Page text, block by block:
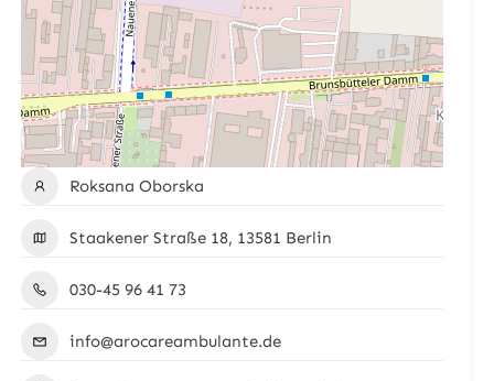
Roksana Oborska
Staakener Straße 18, 13581 Berlin
030-45 96 41 73
info@arocareambulante.de